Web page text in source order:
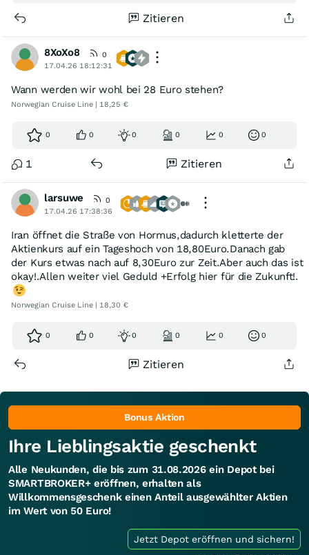
Zitieren
8XoXo8
0
17.04.26 18:12:31
Wann werden wir wohl bei 28 Euro stehen?
Norwegian Cruise Line | 18,25 €
0 0 0 0 0 0
1 Zitieren
larsuwe
0
17.04.26 17:38:36
Iran öffnet die Straße von Hormus,dadurch kletterte der
Aktienkurs auf ein Tageshoch von 18,80Euro.Danach gab
der Kurs etwas nach auf 8,30Euro zur Zeit.Aber auch das ist
okay!.Allen weiter viel Geduld +Erfolg hier für die Zukunft!.
Norwegian Cruise Line | 18,30 €
0 0 0 0 0 0
Zitieren
Bonus Aktion
Ihre Lieblingsaktie geschenkt
Alle Neukunden, die bis zum 31.08.2026 ein Depot bei
SMARTBROKER+ eröffnen, erhalten als
Willkommensgeschenk einen Anteil ausgewählter Aktien
im Wert von 50 Euro!
Jetzt Depot eröffnen und sichern!